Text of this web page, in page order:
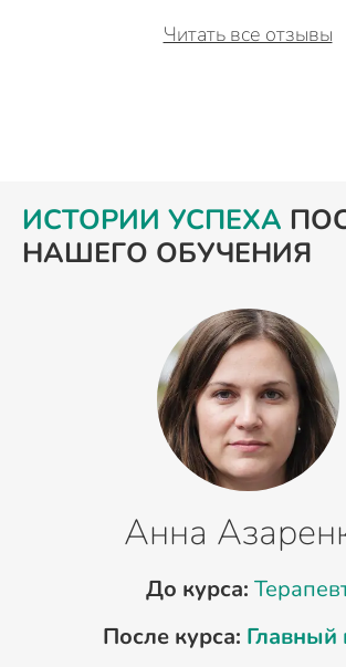
Читать все отзывы
ИСТОРИИ УСПЕХА
НАШЕГО ОБУЧЕНИЯ
Анна
До курса:
После курса: Главный